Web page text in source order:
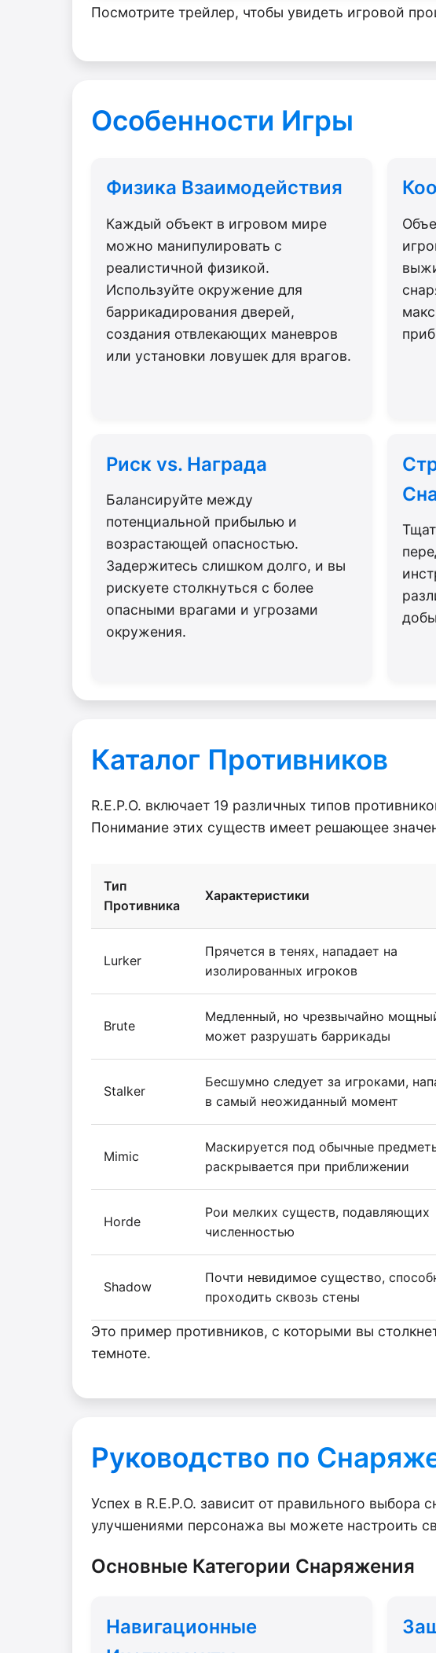
Посмотрите трейлер, чтобы увидеть игровой
Особенности Игры
Физика Взаимодействия
Каждый объект в игровом мире
можно манипулировать с
реалистичной физикой.
Используйте окружение для
баррикадирования дверей,
создания отвлекающих маневров
или установки ловушек для врагов.
Риск vs. Награда
Балансируйте между
потенциальной прибылью и
возрастающей опасностью.
Задержитесь слишком долго, и вы
рискуете столкнуться с более
опасными врагами и угрозами
окружения.
Каталог Противников
R.E.P.O. включает 19 различных типов
Понимание этих существ имеет решающее
Тип
Противника
Характеристики
Lurker
Прячется в тенях, нападает на
изолированных игроков
Brute
Медленный, но чрезвычайно
может разрушать баррикады
Stalker
Бесшумно следует за игроками,
в самый неожиданный момент
Mimic
Маскируется под обычные
раскрывается при приближении
Horde
Рои мелких существ, подавляющих
численностью
Shadow
Почти невидимое существо,
проходить сквозь стены
Это пример противников, с которыми вы
темноте.
Руководство по
Успех в R.E.P.O. зависит от правильного
улучшениями персонажа вы можете настроить
Основные Категории Снаряжения
Навигационные